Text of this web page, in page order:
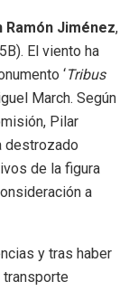
Ramón Jiménez,
El viento ha
‘Tribus
March. Según
Pilar
destrozado
de la figura
a
y tras haber